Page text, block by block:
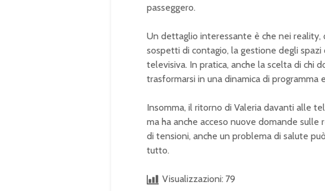
passeggero.
Un dettaglio interessante è che nei
sospetti di contagio, la gestione degli
televisiva. In pratica, anche la scelta di chi
trasformarsi in una dinamica di programma
Insomma, il ritorno di Valeria davanti alle
ma ha anche acceso nuove domande sulle
di tensioni, anche un problema di salute
tutto.
Visualizzazioni: 79